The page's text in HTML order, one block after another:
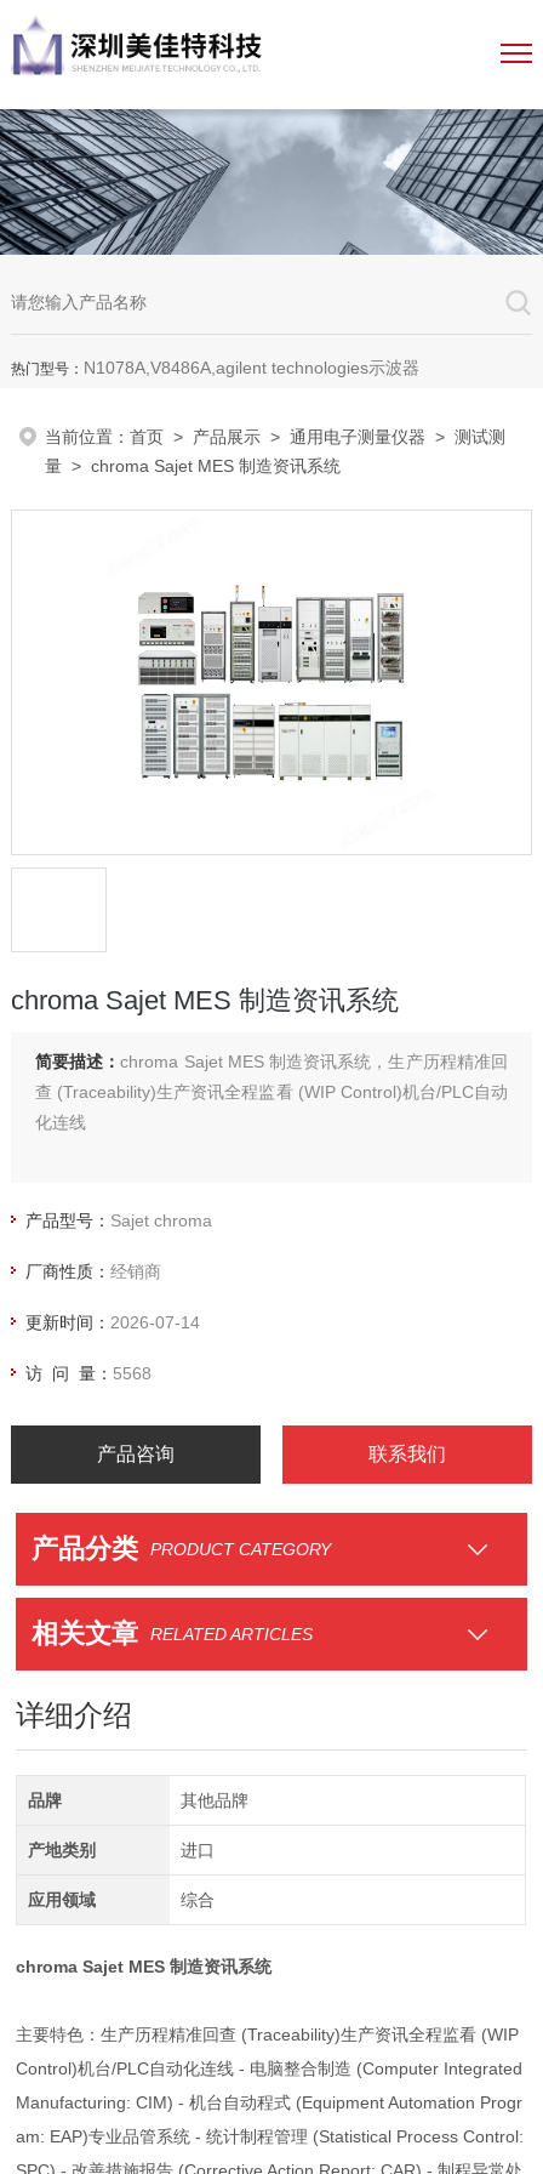
热门型号： N1078A,V8486A,agilent technologies示波器
当前位置：首页 > 产品展示 >通用电子测量仪器 >测试测
量 > chroma Sajet MES 制造资讯系统
chroma Sajet MES 制造资讯系统
简要描述：chroma Sajet MES 制造资讯系统，生产历程精准回
查 (Traceability)生产资讯全程监看 (WIP Control)机台/PLC自动
化连线
产品型号： Sajet chroma
厂商性质： 经销商
更新时间： 2026-07-14
访 问 量： 5568
产品咨询 联系我们
产品分类 PRODUCT CATEGORY
相关文章 RELATED ARTICLES
详细介绍
品牌 其他品牌
产地类别 进口
应用领域 综合
chroma Sajet MES 制造资讯系统
主要特色：生产历程精准回查 (Traceability)生产资讯全程监看 (WIP
Control)机台/PLC自动化连线 - 电脑整合制造 (Computer Integrated
Manufacturing: CIM) - 机台自动程式 (Equipment Automation Progr
am: EAP)专业品管系统 - 统计制程管理 (Statistical Process Control: